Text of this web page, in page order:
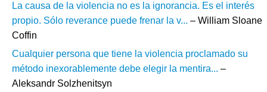
La causa de la violencia no es la ignorancia. Es el interés
propio. Sólo reverance puede frenar la v... – William Sloane
Coffin
Cualquier persona que tiene la violencia proclamado su
método inexorablemente debe elegir la mentira... –
Aleksandr Solzhenitsyn